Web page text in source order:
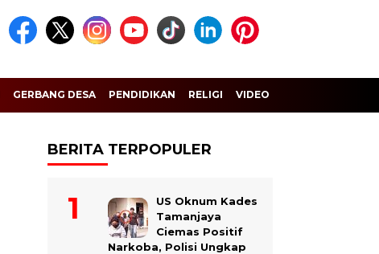
GERBANG DESA PENDIDIKAN RELIGI VIDEO
BERITA TERPOPULER
US Oknum Kades
Tamanjaya
Ciemas Positif
Narkoba, Polisi Ungkap